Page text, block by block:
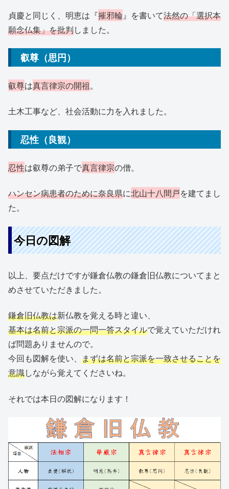
貞慶と同じく、明恵は『摧邪輪 』を書いて法然の「選択本
願念仏集」を批判しました。
叡尊（思円）
叡尊は真言律宗の開祖。
土木工事など、社会活動に力を入れました。
忍性（良観）
忍性は叡尊の弟子で真言律宗の僧。
ハンセン病患者のために奈良県に北山十八間戸を建てまし
た。
今日の図解
以上、要点だけですが鎌倉仏教の鎌倉旧仏教についてまと
めさせていただきました。
鎌倉旧仏教は新仏教を覚える時と違い、
基本は名前と宗派の一問一答スタイルで覚えていただけれ
ば問題ありませんので。
今回も図解を使い、 まずは名前と宗派を一致させることを
意識しながら覚えてくださいね。
それでは本日の図解になります！